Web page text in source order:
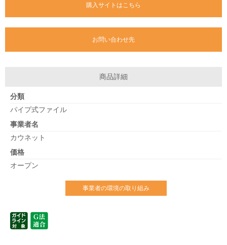
購入サイトはこちら
お問い合わせ先
商品詳細
分類
パイプ式ファイル
事業者名
カウネット
価格
オープン
事業者の環境の取り組み